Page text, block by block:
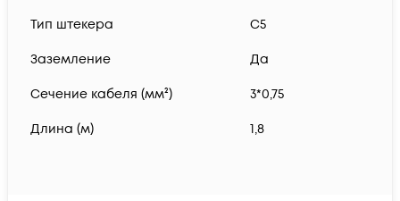
Тип штекера C5
Заземление Да
Сечение кабеля (мм²) 3*0,75
Длина (м) 1,8